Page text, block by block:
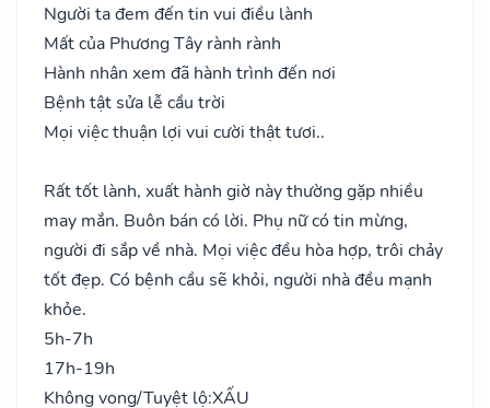
Người ta đem đến tin vui điều lành
Mất của Phương Tây rành rành
Hành nhân xem đã hành trình đến nơi
Bệnh tật sửa lễ cầu trời
Mọi việc thuận lợi vui cười thật tươi..
Rất tốt lành, xuất hành giờ này thường gặp nhiều
may mắn. Buôn bán có lời. Phụ nữ có tin mừng,
người đi sắp về nhà. Mọi việc đều hòa hợp, trôi chảy
tốt đẹp. Có bệnh cầu sẽ khỏi, người nhà đều mạnh
khỏe.
5h-7h
17h-19h
Không vong/Tuyệt lộ:XẤU